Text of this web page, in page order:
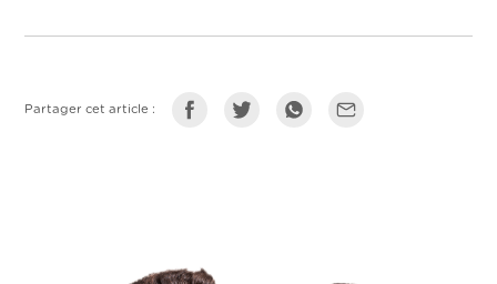
Partager cet article :